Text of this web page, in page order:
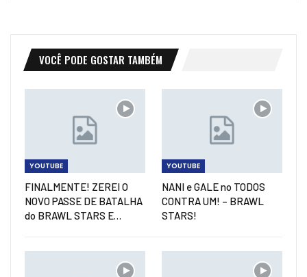
VOCÊ PODE GOSTAR TAMBÉM
YOUTUBE
FINALMENTE! ZEREI O
NOVO PASSE DE BATALHA
do BRAWL STARS E…
YOUTUBE
NANI e GALE no TODOS
CONTRA UM! – BRAWL
STARS!